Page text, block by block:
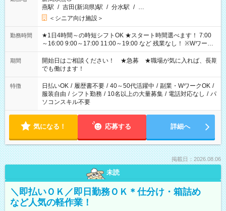
燕駅 / 吉田(新潟県)駅 / 分水駅 / …
＜シニア向け施設＞
勤務時間
★1日4時間～の時短シフトOK ★スタート時間選べます！ 7:00
～16:00 9:00～17:00 11:00～19:00 など 残業なし！ ※Wワーク
の場合、他のお仕事と合わせ週40時間超の就業はご案内できま
せん ※法令に基づき、週20時間以上勤務は社会保険への加入対
象となります ※労働者派遣法（日雇い派遣の原則禁止）によ
り、短時間・短期間の就業はご案内が難しい場合があります
期間
開始日はご相談ください！ ★急募 ★職場が気に入れば、長期
でも働けます！
特徴 日払いOK / 履歴書不要 / 40～50代活躍中 / 副業・WワークOK /
服装自由 / シフト勤務 / 10名以上の大量募集 / 電話対応なし / パ
ソコンスキル不要
気になる！ 応募する 詳細へ
掲載日：2026.08.06
未読
＼即払いＯＫ／即日勤務ＯＫ＊仕分け・箱詰め
など人気の軽作業！